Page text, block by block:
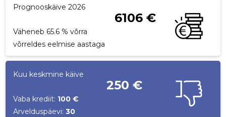
Prognooskäive 2026
6106 €
Väheneb 65.6 % võrra
võrreldes eelmise aastaga
Kuu keskmine käive
250 €
Vaba krediit: 100 €
Arvelduspäevi:30